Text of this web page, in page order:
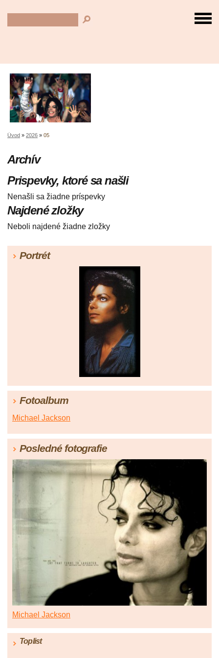
Úvod » 2026 » 05
Archív
Prispevky, ktoré sa našli
Nenašli sa žiadne príspevky
Najdené zložky
Neboli najdené žiadne zložky
Portrét
Fotoalbum
Michael Jackson
Posledné fotografie
Michael Jackson
Toplist